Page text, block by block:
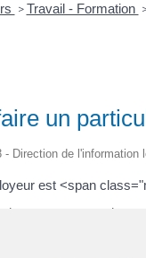
> Travail - Formation
un
- Direction de
est <span
dommages commis
demarches-